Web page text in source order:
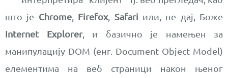
што је Chrome, Firefox, Safari или, не дај, Боже
Internet Explorer, и базично је намењен за
манипулацију DOМ (енг. Document Object Model)
елементима на веб страници након њеног